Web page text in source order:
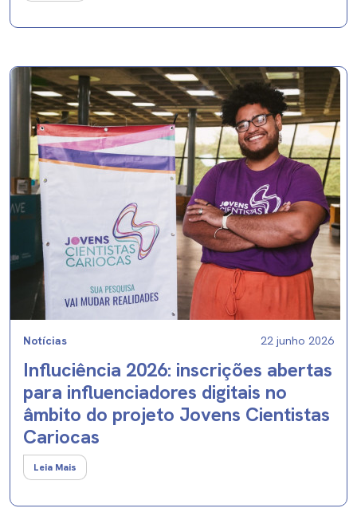
Notícias 22 junho 2026
Influciência 2026: inscrições abertas
para influenciadores digitais no
âmbito do projeto Jovens Cientistas
Cariocas
Leia Mais